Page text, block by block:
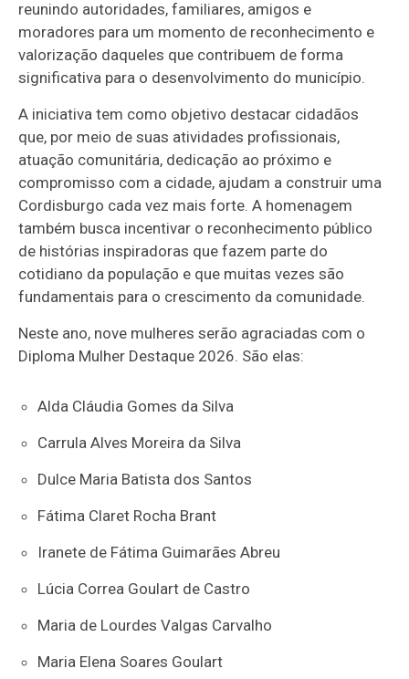
reunindo autoridades, familiares, amigos e
moradores para um momento de reconhecimento e
valorização daqueles que contribuem de forma
significativa para o desenvolvimento do município.
A iniciativa tem como objetivo destacar cidadãos
que, por meio de suas atividades profissionais,
atuação comunitária, dedicação ao próximo e
compromisso com a cidade, ajudam a construir uma
Cordisburgo cada vez mais forte. A homenagem
também busca incentivar o reconhecimento público
de histórias inspiradoras que fazem parte do
cotidiano da população e que muitas vezes são
fundamentais para o crescimento da comunidade.
Neste ano, nove mulheres serão agraciadas com o
Diploma Mulher Destaque 2026. São elas:
Alda Cláudia Gomes da Silva
Carrula Alves Moreira da Silva
Dulce Maria Batista dos Santos
Fátima Claret Rocha Brant
Iranete de Fátima Guimarães Abreu
Lúcia Correa Goulart de Castro
Maria de Lourdes Valgas Carvalho
Maria Elena Soares Goulart